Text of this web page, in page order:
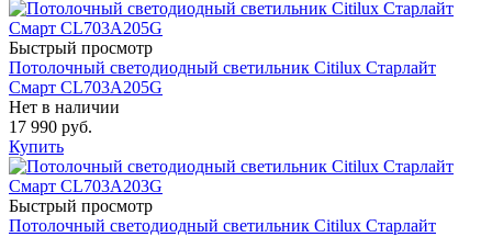
Быстрый просмотр
Потолочный светодиодный светильник Citilux Старлайт
Смарт CL703A205G
Нет в наличии
17 990 руб.
Купить
Быстрый просмотр
Потолочный светодиодный светильник Citilux Старлайт